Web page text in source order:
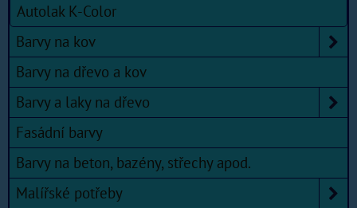
Autolak K-Color
Barvy na kov
Barvy na dřevo a kov
Barvy a laky na dřevo
Fasádní barvy
Barvy na beton, bazény, střechy apod.
Malířské potřeby